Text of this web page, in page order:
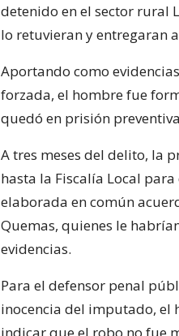
detenido en el sector rural
lo retuvieran y entregaran
Aportando como
forzada, el hombre fue
quedó en prisión
A tres meses del delito, la
hasta la Fiscalía Local
elaborada en común
Quemas, quienes le
evidencias.
Para el defensor penal
inocencia del imputado, el
indicar que el robo no fue